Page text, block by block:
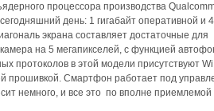
процессора производства
день: 1 гигабайт оперативной и
экрана составляет достаточные для
на 5 мегапикселей, с функцией
протоколов в этой модели присутствуют
прошивкой. Смартфон работает под
немного, и все это ­ по вполне приемлемой